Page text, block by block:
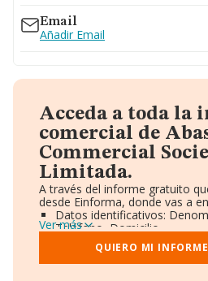
Email
Añadir Email
Acceda a toda la
comercial de
Commercial
Limitada.
A través del informe gratuito
desde Einforma, donde vas a
Datos identificativos:
Teléfono, Domicilio.
Informe Mercantil Completo
Gráficos de Evolución
Consejo de Administración
Ver más
QUIERO MI